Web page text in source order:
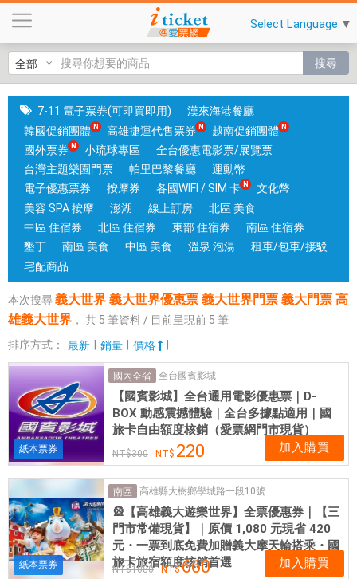
世
界
義
大
世
界
優
惠
票
義
大
界
門
票
大
門
票
高
雄
大
世
界
|
愛
票
Select Language ▼
搜尋
7-11 電子票券(可即買即用)
漢來海港餐廳
韓國促銷團體
高雄捷運代售票券
越南促銷團體
國外票券
小琉球專區
全台優惠電影票/展覽票
台灣主題樂園門票
帕里巴黎餐廳
運動幣
電子優惠票券
按摩券 各國WIFI / SIM 卡
文化幣
美容 SPA 按摩
澎湖 線上訂房
北區 美食
中區 住宿券
北區 住宿券 東部 住宿券
南區 住宿券
墾丁
南區 美食 中區 美食 溫泉 泡湯
租車/包車/接駁
宅配商品
本次搜尋 義大世界 義大世界優惠票 義大世界門票 義大門票 高
雄義大世界 ， 共 5 筆資料 / 目前呈現前 5 筆
排序方式：
最新 銷量 價格
紙本票券
國內全省 全台國賓影城
【國賓影城】全台通用電影優惠票｜D-
BOX 動感震撼體驗｜全台多據點適用｜國
旅卡自由額度核銷（愛票網門市現貨）
300 220 加入購買
紙本票券
南區 高雄縣大樹鄉學城路一段10號
🎡【高雄義大遊樂世界】全票優惠券｜【三
門市常備現貨】｜原價 1,080 元現省 420
元・一票到底免費加贈義大摩天輪搭乘・國
旅卡旅宿額度核銷首選
1080 660 加入購買